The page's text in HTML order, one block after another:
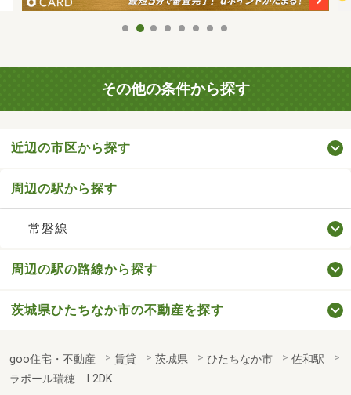
その他の条件から探す
近辺の市区から探す
周辺の駅から探す
常磐線
周辺の駅の路線から探す
茨城県ひたちなか市の不動産を探す
goo住宅・不動産 賃貸 茨城県 ひたちなか市
佐和駅
ラポール瑞穂 Ⅰ 2DK